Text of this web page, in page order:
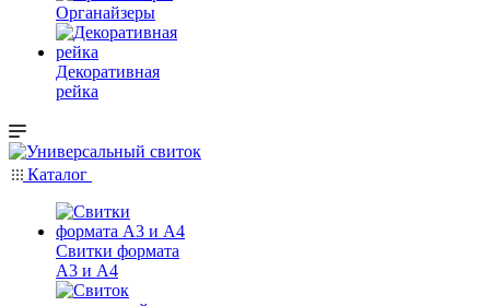
Органайзеры
Декоративная
рейка
Каталог
Свитки формата
А3 и А4